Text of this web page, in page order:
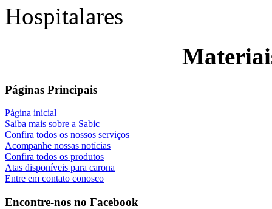
Páginas Principais
Página inicial
Saiba mais sobre a Sabic
Confira todos os nossos serviços
Acompanhe nossas notícias
Confira todos os produtos
Atas disponíveis para carona
Entre em contato conosco
Encontre-nos no Facebook